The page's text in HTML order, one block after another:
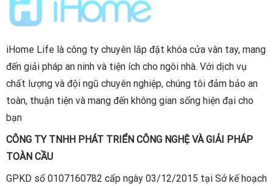
Ưu điểm Khóa cổng 2 vân tay chống nước iHome
C01 :
Cấp mã mở cửa từ xa: đã tích hợp sẵn trên khóa
Kiểm soát ra vào nhà (2 chiều) bằng vân tay, an toàn
Gửi mật mã mở cửa từ xa dù bạn ở bất kỳ đâu trên
thế giới
Với mật mã vĩnh viễn, mật mã theo 1 khoảng thời
iHome Life là công ty chuyên lắp đặt khóa cửa vân tay, mang
đến giải pháp an ninh và tiện ích cho ngôi nhà. Với dịch vụ
chất lượng và đội ngũ chuyên nghiệp, chúng tôi đảm bảo an
toàn, thuận tiện và mang đến không gian sống hiện đại cho
bạn
CÔNG TY TNHH PHÁT TRIỂN CÔNG NGHỆ VÀ GIẢI PHÁP
TOÀN CẦU
GPKD số 0107160782 cấp ngày 03/12/2015 tại Sở kế hoạch